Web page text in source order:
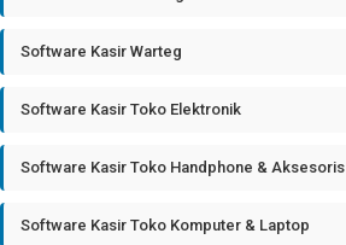
Software Kasir Warteg
Software Kasir Toko Elektronik
Software Kasir Toko Handphone & Aksesoris
Software Kasir Toko Komputer & Laptop